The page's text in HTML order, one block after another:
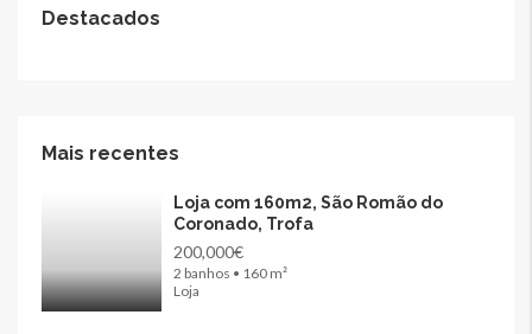
Destacados
Mais recentes
Loja com 160m2, São Romão do
Coronado, Trofa
200,000€
2 banhos • 160 m²
Loja